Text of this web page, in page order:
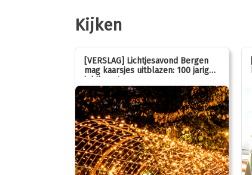
Kijken
[VERSLAG] Lichtjesavond Bergen
mag kaarsjes uitblazen: 100 jarig
jubileum!